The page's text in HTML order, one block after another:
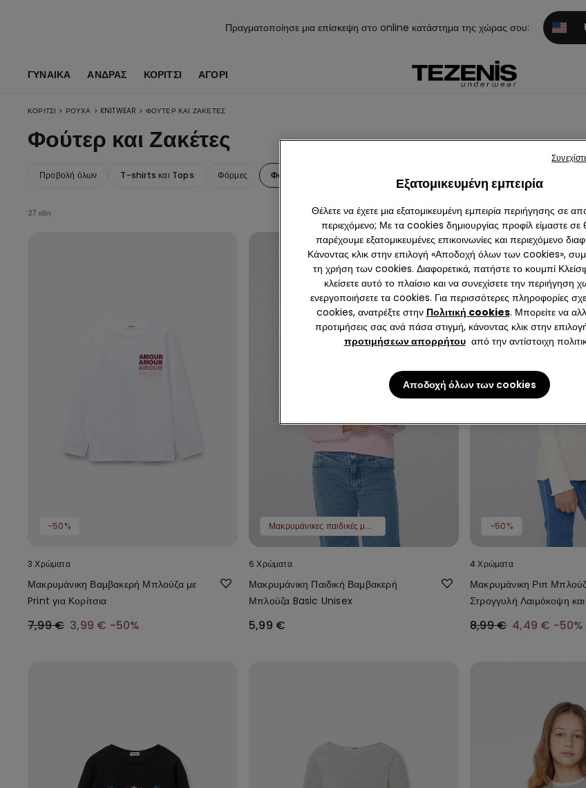
Πραγματοποίησε μια επίσκεψη στο online κατάστημα της χώρας σου:
ΓΥΝΑΙΚΑ ΑΝΔΡΑΣ ΚΟΡΊΤΣΙ ΑΓΌΡΙ
ΚΟΡΊΤΣΙ > ΡΟΎΧΑ > KNITWEAR > ΦΟΎΤΕΡ ΚΑΙ ΖΑΚΈΤΕΣ
Φούτερ και Ζακέτες
Προβολή όλων T-shirts και Tops Φόρμες Φούτερ και Ζακέτες
27 είδη
-50%
3 Χρώματα
Μακρυμάνικη Βαμβακερή Μπλούζα με
Print για Κορίτσια
7,99 € 3,99 € -50%
Μακρυμάνικες παιδικές μπλούζες 2 τμχ 9,99 €
6 Χρώματα
Μακρυμάνικη Παιδική Βαμβακερή
Μπλούζα Basic Unisex
5,99 €
-50%
4 Χρώματα
Μακρυμάνικη Ριπ
Στρογγυλή Λαιμόκοψη
8,99 € 4,49 € -50%
Εξατομικευμένη εμπειρία
Θέλετε να έχετε μια εξατομικευμένη εμπειρία περιήγησης σε
περιεχόμενο; Με τα cookies δημιουργίας προφίλ είμαστε σε
παρέχουμε εξατομικευμένες επικοινωνίες και περιεχόμενο
Κάνοντας κλικ στην επιλογή «Αποδοχή όλων των cookies»,
τη χρήση των cookies. Διαφορετικά, πατήστε το κουμπί
κλείσετε αυτό το πλαίσιο και να συνεχίσετε την περιήγηση
ενεργοποιήσετε τα cookies. Για περισσότερες πληροφορίες
cookies, ανατρέξτε στην Πολιτική cookies. Μπορείτε να
προτιμήσεις σας ανά πάσα στιγμή, κάνοντας κλικ στην
προτιμήσεων απορρήτουαπό την αντίστοιχη
Αποδοχή όλων των cookies